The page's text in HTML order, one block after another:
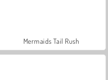
Mermaids Tail Rush